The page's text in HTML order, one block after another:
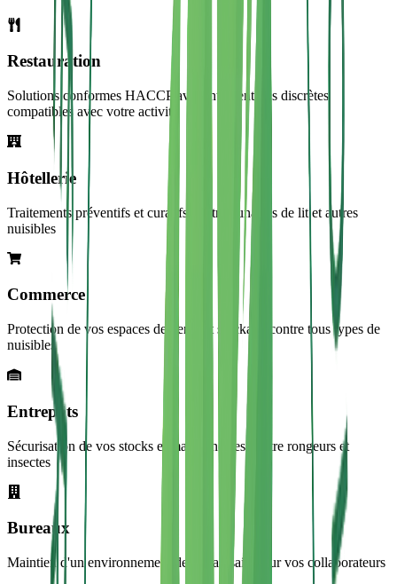
Restauration
Solutions conformes HACCP avec interventions discrètes
compatibles avec votre activité
Hôtellerie
Traitements préventifs et curatifs contre punaises de lit et autres
nuisibles
Commerce
Protection de vos espaces de vente et stockage contre tous types de
nuisibles
Entrepôts
Sécurisation de vos stocks et marchandises contre rongeurs et
insectes
Bureaux
Maintien d'un environnement de travail sain pour vos collaborateurs